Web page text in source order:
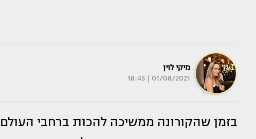
מיקי לוין
01/08/2021 | 18:45
בזמן שהקורונה ממשיכה להכות ברחבי